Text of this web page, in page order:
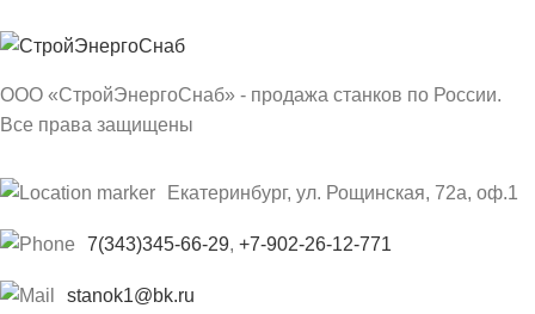
ООО «СтройЭнергоСнаб» - продажа станков по России.
Все права защищены
Екатеринбург, ул. Рощинская, 72а, оф.1
7(343)345-66-29, +7-902-26-12-771
stanok1@bk.ru